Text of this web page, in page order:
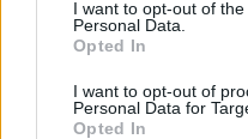
I want to opt-out of
Personal Data.
Opted In
I want to opt-out of
Personal Data for
Opted In
ugyanazon a napon
fürdőkádas kép
megfürdött a